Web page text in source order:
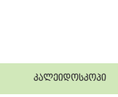
კალეიდოსკოპი